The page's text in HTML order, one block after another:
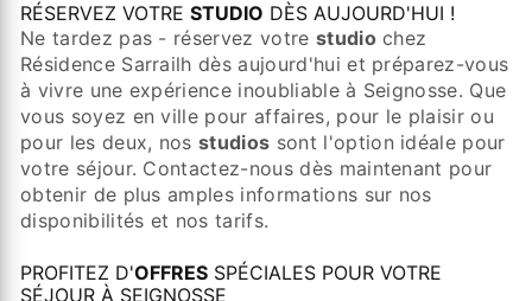
RÉSERVEZ VOTRE STUDIO DÈS AUJOURD'HUI !
Ne tardez pas - réservez votre studiochez
Résidence Sarrailh dès aujourd'hui et préparez-vous
à vivre une expérience inoubliable à Seignosse. Que
vous soyez en ville pour affaires, pour le plaisir ou
pour les deux, nosstudios sont l'option idéale pour
votre séjour. Contactez-nous dès maintenant pour
obtenir de plus amples informations sur nos
disponibilités et nos tarifs.
PROFITEZ D'OFFRES SPÉCIALES POUR VOTRE
SÉJOUR À SEIGNOSSE